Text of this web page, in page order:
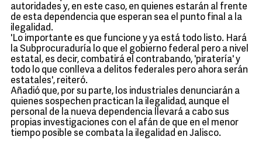
autoridades y, en este caso, en quienes estarán al frente
de esta dependencia que esperan sea el punto final a la
ilegalidad.
'Lo importante es que funcione y ya está todo listo. Hará
la Subprocuraduría lo que el gobierno federal pero a nivel
estatal, es decir, combatirá el contrabando, 'piratería' y
todo lo que conlleva a delitos federales pero ahora serán
estatales', reiteró.
Añadió que, por su parte, los industriales denunciarán a
quienes sospechen practican la ilegalidad, aunque el
personal de la nueva dependencia llevará a cabo sus
propias investigaciones con el afán de que en el menor
tiempo posible se combata la ilegalidad en Jalisco.